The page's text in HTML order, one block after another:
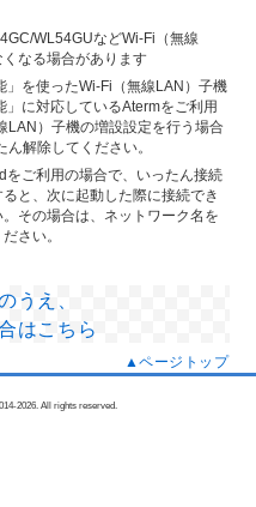
WL54GUなどWi-Fi（無線
なる場合があります
」を使ったWi-Fi（無線LAN）子機
に対応しているAtermをご利用
LAN）子機の増設設定を行う場合
解除してください。
ご利用の場合で、いったん接続
と、次に起動した際に接続でき
その場合は、ネットワーク名を
さい。
うえ、
はこちら
▲ページトップ
2026. All rights reserved.